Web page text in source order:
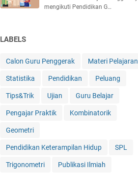
mengikuti Pendidikan G…
LABELS
Calon Guru Penggerak Materi Pelajaran
Statistika Pendidikan Peluang
Tips&Trik Ujian Guru Belajar
Pengajar Praktik Kombinatorik
Geometri
Pendidikan Keterampilan Hidup SPL
Trigonometri Publikasi Ilmiah